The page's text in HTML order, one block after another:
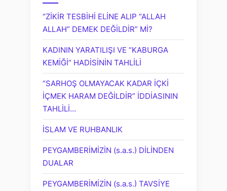
“ZİKİR TESBİHİ ELİNE ALIP “ALLAH
ALLAH” DEMEK DEĞİLDİR” Mİ?
KADININ YARATILIŞI VE “KABURGA
KEMİĞİ” HADİSİNİN TAHLİLİ
“SARHOŞ OLMAYACAK KADAR İÇKİ
İÇMEK HARAM DEĞİLDİR” İDDİASININ
TAHLİLİ…
İSLAM VE RUHBANLIK
PEYGAMBERİMİZİN (s.a.s.) DİLİNDEN
DUALAR
PEYGAMBERİMİZİN (s.a.s.) TAVSİYE